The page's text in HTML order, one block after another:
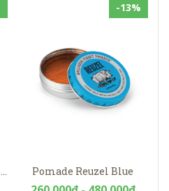
Pomade Reuzel Pink Grease Heavy Hold
-13%
Pomade Reuzel Blue